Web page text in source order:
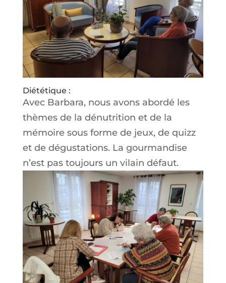
Diététique :
Avec Barbara, nous avons abordé les
thèmes de la dénutrition et de la
mémoire sous forme de jeux, de quizz
et de dégustations. La gourmandise
n’est pas toujours un vilain défaut.